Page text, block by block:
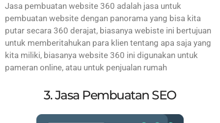
Jasa pembuatan website 360 adalah jasa untuk
pembuatan website dengan panorama yang bisa kita
putar secara 360 derajat, biasanya webiste ini bertujuan
untuk memberitahukan para klien tentang apa saja yang
kita miliki, biasanya website 360 ini digunakan untuk
pameran online, atau untuk penjualan rumah
3. Jasa Pembuatan SEO